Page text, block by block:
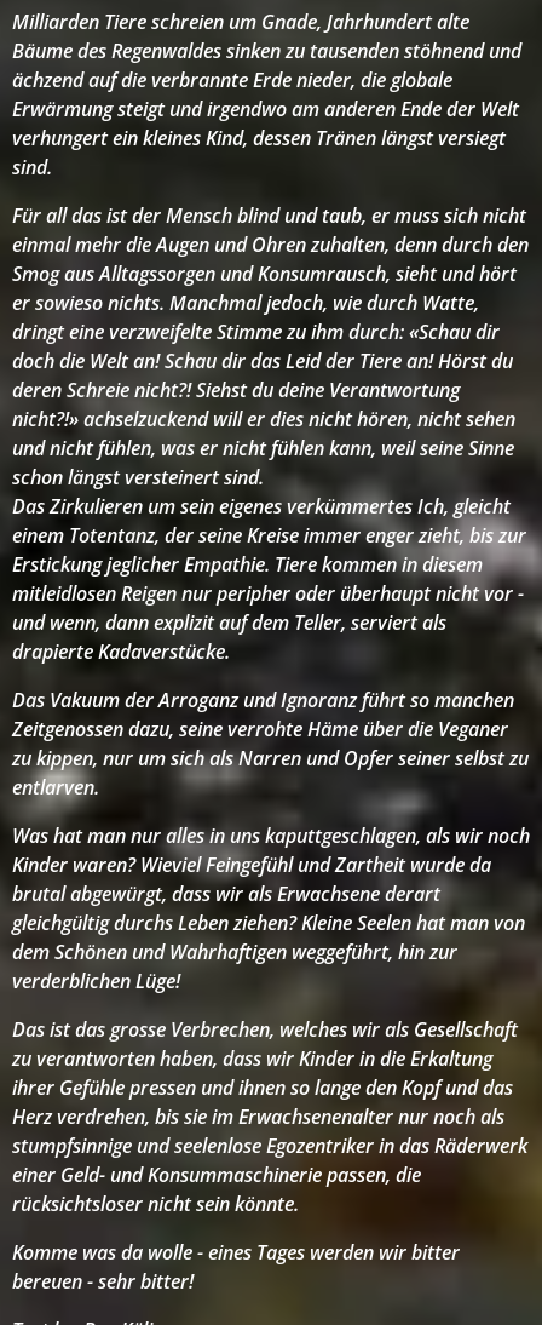
Milliarden Tiere schreien um Gnade, Jahrhundert alte
Bäume des Regenwaldes sinken zu tausenden stöhnend und
ächzend auf die verbrannte Erde nieder, die globale
Erwärmung steigt und irgendwo am anderen Ende der Welt
verhungert ein kleines Kind, dessen Tränen längst versiegt
sind.
Für all das ist der Mensch blind und taub, er muss sich nicht
einmal mehr die Augen und Ohren zuhalten, denn durch den
Smog aus Alltagssorgen und Konsumrausch, sieht und hört
er sowieso nichts. Manchmal jedoch, wie durch Watte,
dringt eine verzweifelte Stimme zu ihm durch: «Schau dir
doch die Welt an! Schau dir das Leid der Tiere an! Hörst du
deren Schreie nicht?! Siehst du deine Verantwortung
nicht?!» achselzuckend will er dies nicht hören, nicht sehen
und nicht fühlen, was er nicht fühlen kann, weil seine Sinne
schon längst versteinert sind.
Das Zirkulieren um sein eigenes verkümmertes Ich, gleicht
einem Totentanz, der seine Kreise immer enger zieht, bis zur
Erstickung jeglicher Empathie. Tiere kommen in diesem
mitleidlosen Reigen nur peripher oder überhaupt nicht vor -
und wenn, dann explizit auf dem Teller, serviert als
drapierte Kadaverstücke.
Das Vakuum der Arroganz und Ignoranz führt so manchen
Zeitgenossen dazu, seine verrohte Häme über die Veganer
zu kippen, nur um sich als Narren und Opfer seiner selbst zu
entlarven.
Was hat man nur alles in uns kaputtgeschlagen, als wir noch
Kinder waren? Wieviel Feingefühl und Zartheit wurde da
brutal abgewürgt, dass wir als Erwachsene derart
gleichgültig durchs Leben ziehen? Kleine Seelen hat man von
dem Schönen und Wahrhaftigen weggeführt, hin zur
verderblichen Lüge!
Das ist das grosse Verbrechen, welches wir als Gesellschaft
zu verantworten haben, dass wir Kinder in die Erkaltung
ihrer Gefühle pressen und ihnen so lange den Kopf und das
Herz verdrehen, bis sie im Erwachsenenalter nur noch als
stumpfsinnige und seelenlose Egozentriker in das Räderwerk
einer Geld- und Konsummaschinerie passen, die
rücksichtsloser nicht sein könnte.
Komme was da wolle - eines Tages werden wir bitter
bereuen - sehr bitter!